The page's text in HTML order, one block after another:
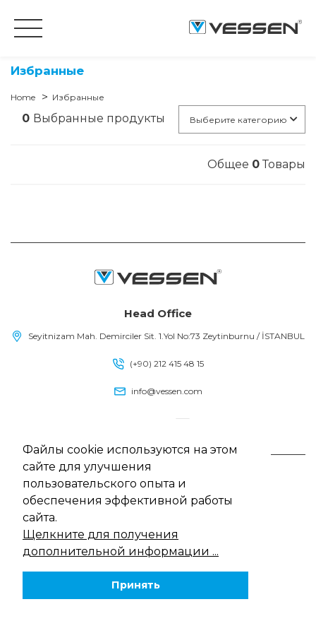
Файлы cookie используются на этом
сайте для улучшения
пользовательского опыта и
обеспечения эффективной работы
сайта.
Щелкните для получения
дополнительной информации ...
Принять
Избранные
Home Избранные
0 Выбранные продукты Выберите категорию
Общее 0 Товары
Head Office
Seyitnizam Mah. Demirciler Sit. 1.Yol No:73 Zeytinburnu / İSTANBUL
(+90) 212 415 48 15
info@vessen.com
13/5000 Политика использования файлов cookie
Закон о защите персональных данных
Веб-дизайн
MediaClick